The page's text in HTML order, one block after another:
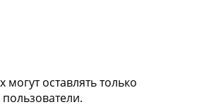
оставлять только